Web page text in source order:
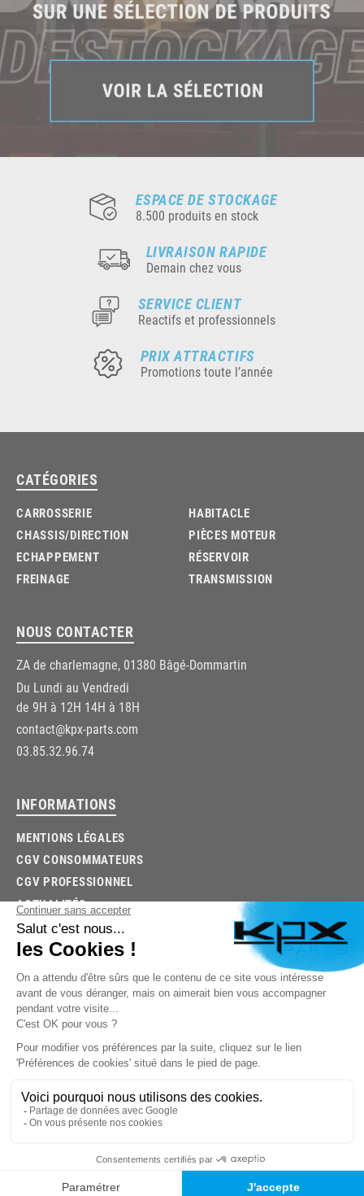
ESPACE DE STOCKAGE
8.500 produits en stock
LIVRAISON RAPIDE
Demain chez vous
SERVICE CLIENT
Reactifs et professionnels
PRIX ATTRACTIFS
Promotions toute l’année
03.85.32.96.74
© 2026 -KPX PARTS- SITE CRÉÉ PARLET'S CLIC
CATÉGORIES
CARROSSERIE
CHASSIS/DIRECTION
ECHAPPEMENT
FREINAGE
HABITACLE
PIÈCES MOTEUR
RÉSERVOIR
TRANSMISSION
NOUS CONTACTER
ZA de charlemagne, 01380 Bâgé-Dommartin
Du Lundi au Vendredi
de 9H à 12H 14H à 18H
contact@kpx-parts.com
03.85.32.96.74
INFORMATIONS
MENTIONS LÉGALES
CGV CONSOMMATEURS
CGV PROFESSIONNEL
ACTUALITÉS
TROUVEZ LA BONNE PIÈCE RAPIDEMENT
03.85.32.96.74